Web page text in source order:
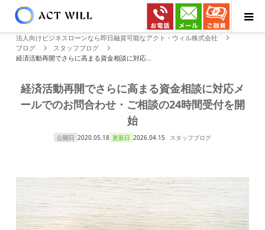
法人向けビジネスローンなら即日融資可能なアクト・ウィル株式会社
ブログ
スタッフブログ
経済活動再開でさらに高まる資金相談に対応...
経済活動再開でさらに高まる資金相談に対応メ
ールでのお問合わせ・ご相談の24時間受付を開
始
公開日 2020.05.18 更新日 2026.04.15 スタッフブログ